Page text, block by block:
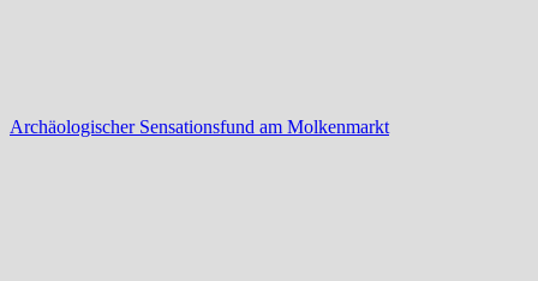
Archäologischer Sensationsfund am Molkenmarkt